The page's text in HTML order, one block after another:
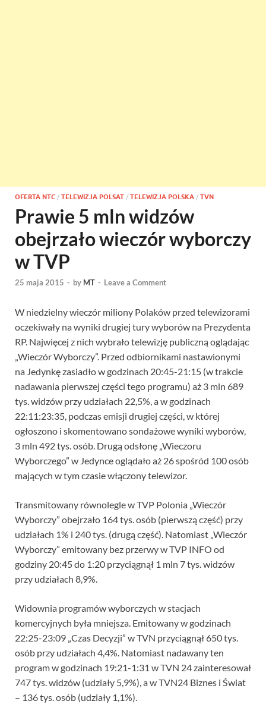
OFERTA NTC / TELEWIZJA POLSAT / TELEWIZJA POLSKA / TVN
Prawie 5 mln widzów
obejrzało wieczór wyborczy
w TVP
25 maja 2015 - by MT - Leave a Comment
W niedzielny wieczór miliony Polaków przed telewizorami
oczekiwały na wyniki drugiej tury wyborów na Prezydenta
RP. Najwięcej z nich wybrało telewizję publiczną oglądając
„Wieczór Wyborczy”. Przed odbiornikami nastawionymi
na Jedynkę zasiadło w godzinach 20:45-21:15 (w trakcie
nadawania pierwszej części tego programu) aż 3 mln 689
tys. widzów przy udziałach 22,5%, a w godzinach
22:11:23:35, podczas emisji drugiej części, w której
ogłoszono i skomentowano sondażowe wyniki wyborów,
3 mln 492 tys. osób. Drugą odsłonę „Wieczoru
Wyborczego” w Jedynce oglądało aż 26 spośród 100 osób
mających w tym czasie włączony telewizor.
Transmitowany równolegle w TVP Polonia „Wieczór
Wyborczy” obejrzało 164 tys. osób (pierwszą część) przy
udziałach 1% i 240 tys. (drugą część). Natomiast „Wieczór
Wyborczy” emitowany bez przerwy w TVP INFO od
godziny 20:45 do 1:20 przyciągnął 1 mln 7 tys. widzów
przy udziałach 8,9%.
Widownia programów wyborczych w stacjach
komercyjnych była mniejsza. Emitowany w godzinach
22:25-23:09 „Czas Decyzji” w TVN przyciągnął 650 tys.
osób przy udziałach 4,4%. Natomiast nadawany ten
program w godzinach 19:21-1:31 w TVN 24 zainteresował
747 tys. widzów (udziały 5,9%), a w TVN24 Biznes i Świat
– 136 tys. osób (udziały 1,1%).